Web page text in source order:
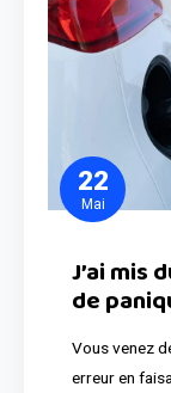
22
Mai
J’ai mis
de
Vous venez
erreur en